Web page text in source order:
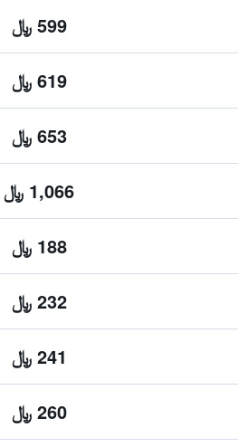
599 ﷼
619 ﷼
653 ﷼
1,066 ﷼
188 ﷼
232 ﷼
241 ﷼
260 ﷼